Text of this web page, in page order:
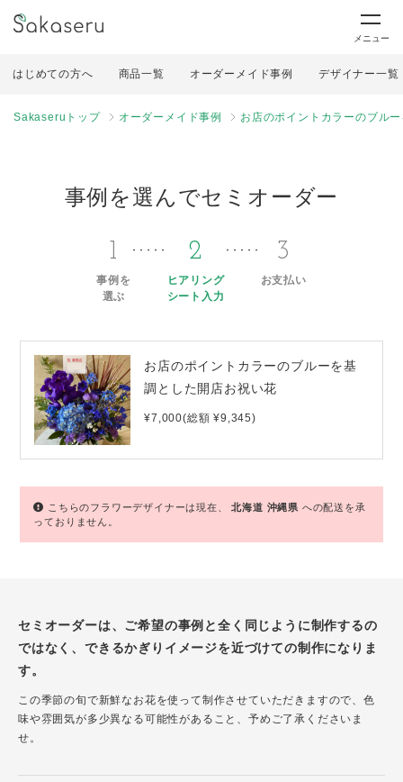
メニュー
はじめての方へ 商品一覧 オーダーメイド事例 デザイナー一覧
Sakaseruトップ オーダーメイド事例 お店のポイントカラーのブル
事例を選んでセミオーダー
1
事例を
選ぶ
2
ヒアリング
シート入力
3
お支払い
お店のポイントカラーのブルーを基
調とした開店お祝い花
¥7,000(総額 ¥9,345)
こちらのフラワーデザイナーは現在、北海道 沖縄県 への配送を承
っておりません。
セミオーダーは、ご希望の事例と全く同じように制作するの
ではなく、できるかぎりイメージを近づけての制作になりま
す。
この季節の旬で新鮮なお花を使って制作させていただきますので、色
味や雰囲気が多少異なる可能性があること、予めご了承くださいま
せ。